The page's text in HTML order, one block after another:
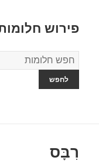
פירוש
מילון
החלומות
רִבָּס